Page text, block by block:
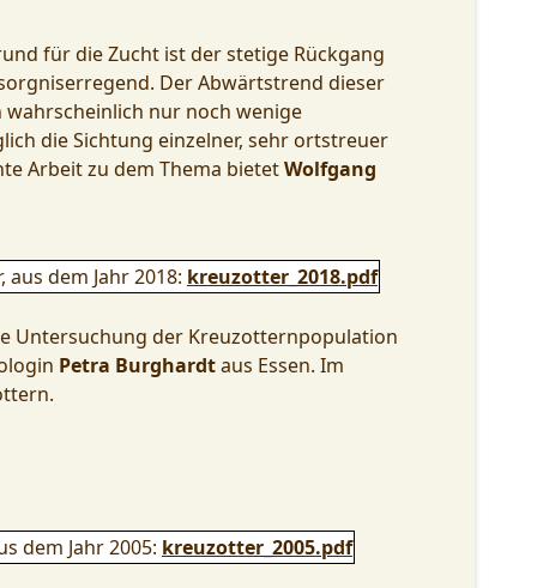
für die Zucht ist der stetige Rückgang
Der Abwärtstrend dieser
nur noch wenige
die Sichtung einzelner, sehr ortstreuer
Arbeit zu dem Thema bietetWolfgang
dem Jahr 2018: kreuzotter_2018.pdf
Untersuchung der Kreuzotternpopulation
Petra Burghardtaus Essen. Im
dem Jahr 2005: kreuzotter_2005.pdf